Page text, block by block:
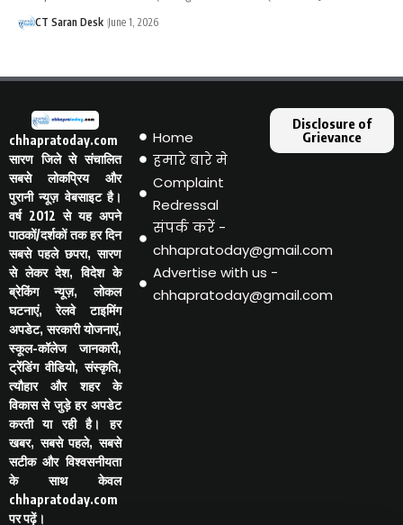
CT Saran Desk June 1, 2026
chhapratoday.com
सारण जिले से संचालित
सबसे लोकप्रिय और
पुरानी न्यूज़ वेबसाइट है।
वर्ष 2012 से यह अपने
पाठकों/दर्शकों तक हर दिन
सबसे पहले छपरा, सारण
से लेकर देश, विदेश के
ब्रेकिंग न्यूज़, लोकल
घटनाएं, रेलवे टाइमिंग
अपडेट, सरकारी योजनाएं,
स्कूल-कॉलेज जानकारी,
ट्रेंडिंग वीडियो, संस्कृति,
त्यौहार और शहर के
विकास से जुड़े हर अपडेट
करती या रही है। हर
खबर, सबसे पहले, सबसे
सटीक और विश्वसनीयता
के साथ केवल
chhapratoday.com
पर पढ़ें।
Home
हमारे बारे मे
Complaint
Redressal
संपर्क करें -
chhapratoday@gmail.com
Advertise with us -
chhapratoday@gmail.com
Disclosure of
Grievance